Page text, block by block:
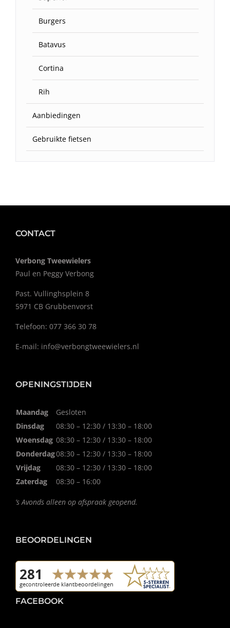
Burgers
Batavus
Cortina
Rih
Aanbiedingen
Gebruikte fietsen
CONTACT
Verbong Tweewielers
Paul en Peggy Verbong
Past. Vullinghsplein 8
5971 CB Grubbenvorst
Telefoon: 077 366 30 78
E-mail: info@verbongtweewielers.nl
OPENINGSTIJDEN
Maandag
Gesloten
Dinsdag
08:30 – 12:30 / 13:30 – 18:00
Woensdag 08:30 – 12:30 / 13:30 – 18:00
Donderdag08:30 – 12:30 / 13:30 – 18:00
Vrijdag
08:30 – 12:30 / 13:30 – 18:00
Zaterdag
08:30 – 16:00
’s Avonds alleen op afspraak geopend.
BEOORDELINGEN
FACEBOOK